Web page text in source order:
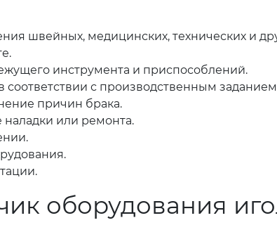
швейных, медицинских, технических и
инструмента и приспособлений.
соответствии с производственным
причин брака.
или ремонта.
оборудования